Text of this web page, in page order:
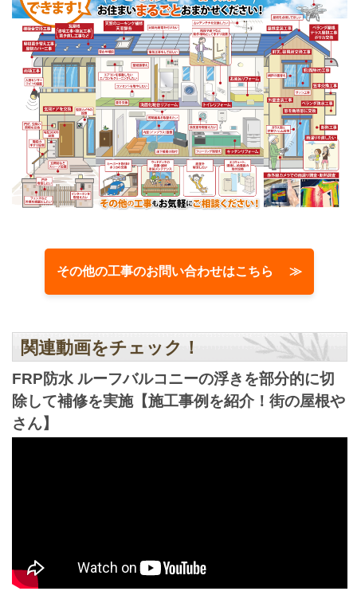
その他の工事のお問い合わせはこちら ≫
関連動画をチェック！
FRP防水 ルーフバルコニーの浮きを部分的に切
除して補修を実施【施工事例を紹介！街の屋根や
さん】